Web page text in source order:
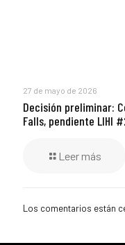
27 de mayo de 2026
Decisión preliminar:
Falls, pendiente LIHI
Leer más
Los comentarios están